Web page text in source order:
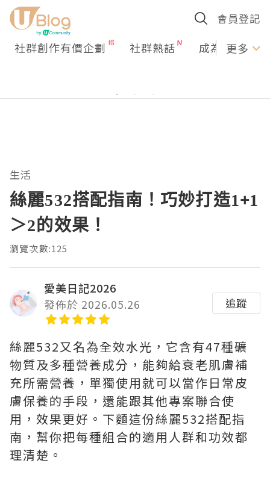
會員登記
社群創作有價企劃 社群熱話 成為U更多
生活
絲麗532搭配指南！巧妙打造1+1
＞2的效果！
瀏覽次數:125
愛美日記2026
發佈於 2026.05.26
追蹤
絲麗532又名為全效水光，它含有47種礦
物質及多種營養成分，能夠給衰老肌膚補
充所需營養，單獨使用就可以當作日常皮
膚保養的手段，還能跟其他專案聯合使
用，效果更好。下麵這份絲麗532搭配指
南，幫你把每種組合的適用人群和功效都
理清楚。